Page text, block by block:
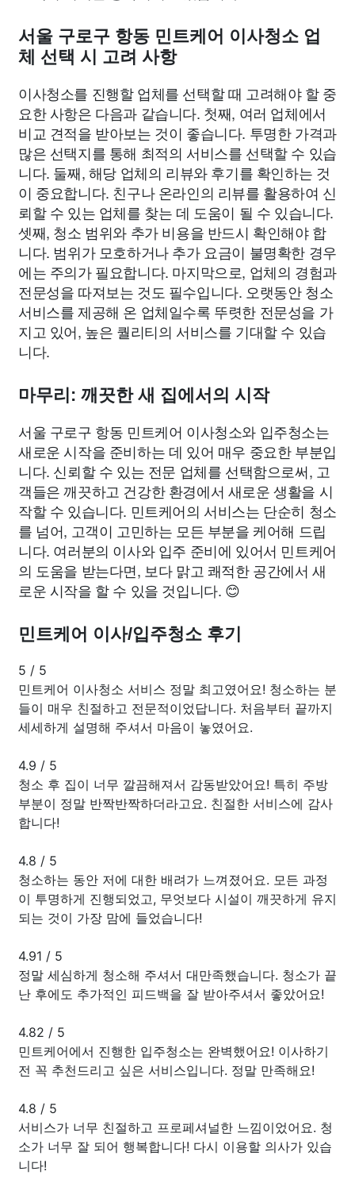
서울 구로구 항동 민트케어 이사청소 업
체 선택 시 고려 사항
이사청소를 진행할 업체를 선택할 때 고려해야 할 중
요한 사항은 다음과 같습니다. 첫째, 여러 업체에서
비교 견적을 받아보는 것이 좋습니다. 투명한 가격과
많은 선택지를 통해 최적의 서비스를 선택할 수 있습
니다. 둘째, 해당 업체의 리뷰와 후기를 확인하는 것
이 중요합니다. 친구나 온라인의 리뷰를 활용하여 신
뢰할 수 있는 업체를 찾는 데 도움이 될 수 있습니다.
셋째, 청소 범위와 추가 비용을 반드시 확인해야 합
니다. 범위가 모호하거나 추가 요금이 불명확한 경우
에는 주의가 필요합니다. 마지막으로, 업체의 경험과
전문성을 따져보는 것도 필수입니다. 오랫동안 청소
서비스를 제공해 온 업체일수록 뚜렷한 전문성을 가
지고 있어, 높은 퀄리티의 서비스를 기대할 수 있습
니다.
마무리: 깨끗한 새 집에서의 시작
서울 구로구 항동 민트케어 이사청소와 입주청소는
새로운 시작을 준비하는 데 있어 매우 중요한 부분입
니다. 신뢰할 수 있는 전문 업체를 선택함으로써, 고
객들은 깨끗하고 건강한 환경에서 새로운 생활을 시
작할 수 있습니다. 민트케어의 서비스는 단순히 청소
를 넘어, 고객이 고민하는 모든 부분을 케어해 드립
니다. 여러분의 이사와 입주 준비에 있어서 민트케어
의 도움을 받는다면, 보다 맑고 쾌적한 공간에서 새
로운 시작을 할 수 있을 것입니다. 😊
민트케어 이사/입주청소 후기
5 / 5
민트케어 이사청소 서비스 정말 최고였어요! 청소하는 분
들이 매우 친절하고 전문적이었답니다. 처음부터 끝까지
세세하게 설명해 주셔서 마음이 놓였어요.
4.9 / 5
청소 후 집이 너무 깔끔해져서 감동받았어요! 특히 주방
부분이 정말 반짝반짝하더라고요. 친절한 서비스에 감사
합니다!
4.8 / 5
청소하는 동안 저에 대한 배려가 느껴졌어요. 모든 과정
이 투명하게 진행되었고, 무엇보다 시설이 깨끗하게 유지
되는 것이 가장 맘에 들었습니다!
4.91 / 5
정말 세심하게 청소해 주셔서 대만족했습니다. 청소가 끝
난 후에도 추가적인 피드백을 잘 받아주셔서 좋았어요!
4.82 / 5
민트케어에서 진행한 입주청소는 완벽했어요! 이사하기
전 꼭 추천드리고 싶은 서비스입니다. 정말 만족해요!
4.8 / 5
서비스가 너무 친절하고 프로페셔널한 느낌이었어요. 청
소가 너무 잘 되어 행복합니다! 다시 이용할 의사가 있습
니다!